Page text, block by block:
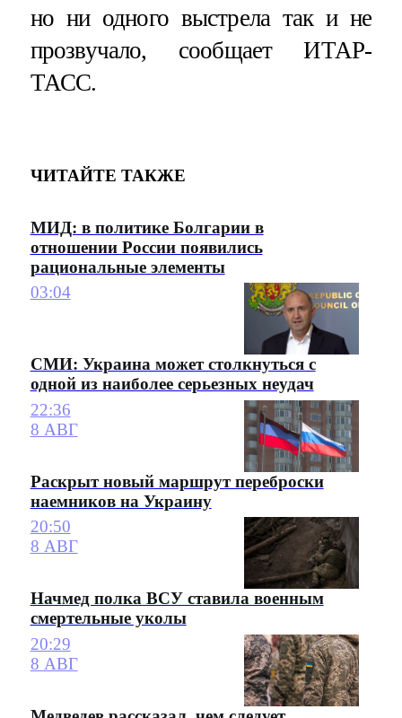
но ни одного выстрела так и не
прозвучало, сообщает ИТАР-
ТАСС.
ЧИТАЙТЕ ТАКЖЕ
МИД: в политике Болгарии в
отношении России появились
рациональные элементы
03:04
СМИ: Украина может столкнуться с
одной из наиболее серьезных неудач
22:36
8 АВГ
Раскрыт новый маршрут переброски
наемников на Украину
20:50
8 АВГ
Начмед полка ВСУ ставила военным
смертельные уколы
20:29
8 АВГ